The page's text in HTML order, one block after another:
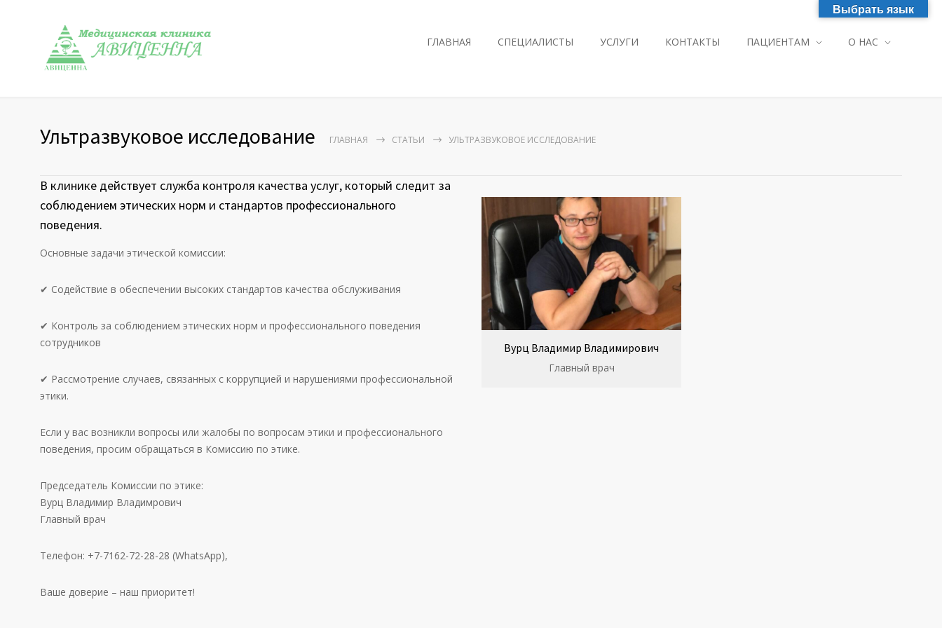
ГЛАВНАЯ СПЕЦИАЛИСТЫ УСЛУГИ КОНТАКТЫ ПАЦИЕНТАМ О НАС
Ультразвуковое исследование ГЛАВНАЯ СТАТЬИ УЛЬТРАЗВУКОВОЕ ИССЛЕДОВАНИЕ
В клинике действует служба контроля качества услуг, который следит за
соблюдением этических норм и стандартов профессионального
поведения.
Основные задачи этической комиссии:
✔ Содействие в обеспечении высоких стандартов качества обслуживания
✔ Контроль за соблюдением этических норм и профессионального поведения
сотрудников
✔ Рассмотрение случаев, связанных с коррупцией и нарушениями профессиональной
этики.
Если у вас возникли вопросы или жалобы по вопросам этики и профессионального
поведения, просим обращаться в Комиссию по этике.
Председатель Комиссии по этике:
Вурц Владимир Владимрович
Главный врач
Телефон: +7-7162-72-28-28 (WhatsApp),
Ваше доверие – наш приоритет!
Вурц Владимир Владимирович
Главный врач
Выбрать язык